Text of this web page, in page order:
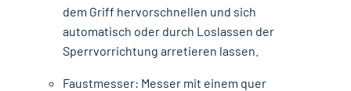
dem Griff hervorschnellen und sich
automatisch oder durch Loslassen der
Sperrvorrichtung arretieren lassen.
Faustmesser: Messer mit einem quer